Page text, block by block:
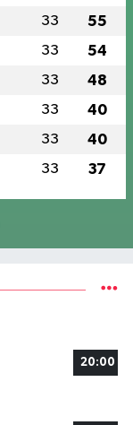
33 55
33 54
33 48
33 40
33 40
33 37
20:00